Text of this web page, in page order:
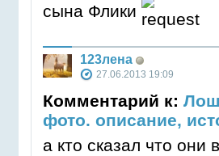
сына Флики
123лена
27.06.2013 19:09
Комментарий к:
фото. описание,
а кто сказал что они